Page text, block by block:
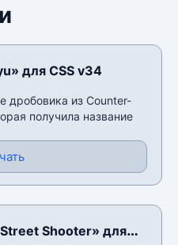
для CSS v34
дробовика из Counter-
получила название
Shooter» для